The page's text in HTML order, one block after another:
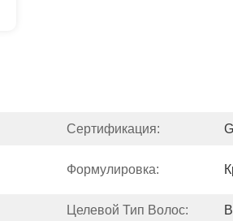
Сертификация:
Формулировка:
Целевой Тип Волос: